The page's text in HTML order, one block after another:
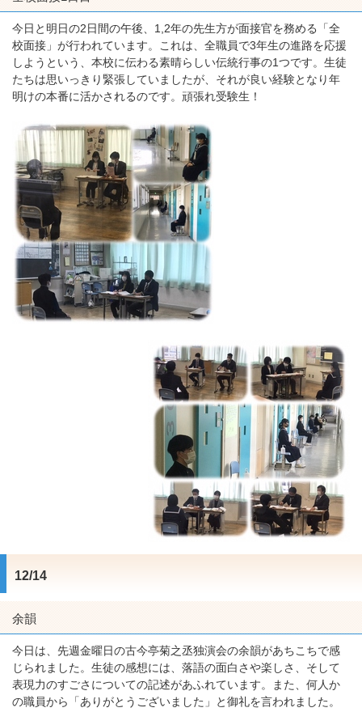
今日と明日の2日間の午後、1,2年の先生方が面接官を務める「全
校面接」が行われています。これは、全職員で3年生の進路を応援
しようという、本校に伝わる素晴らしい伝統行事の1つです。生徒
たちは思いっきり緊張していましたが、それが良い経験となり年
明けの本番に活かされるのです。頑張れ受験生！
12/14
余韻
今日は、先週金曜日の古今亭菊之丞独演会の余韻があちこちで感
じられました。生徒の感想には、落語の面白さや楽しさ、そして
表現力のすごさについての記述があふれています。また、何人か
の職員から「ありがとうございました」と御礼を言われました。